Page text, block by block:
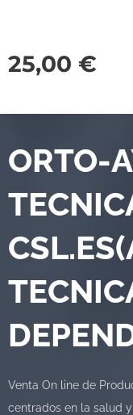
25,00 €
ORTO-
Venta On line de
centrados en la salud